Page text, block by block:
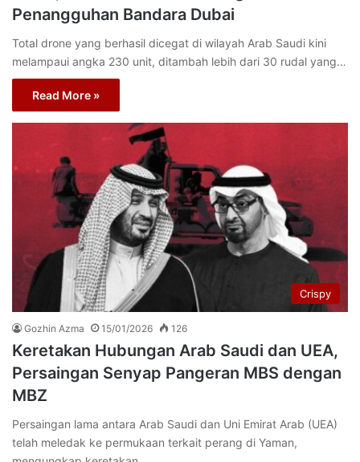
Penangguhan Bandara Dubai
Total drone yang berhasil dicegat di wilayah Arab Saudi kini
melampaui angka 230 unit, ditambah lebih dari 30 rudal yang…
Read More »
Crispy
Gozhin Azma 15/01/2026 126
Keretakan Hubungan Arab Saudi dan UEA,
Persaingan Senyap Pangeran MBS dengan
MBZ
Persaingan lama antara Arab Saudi dan Uni Emirat Arab (UEA)
telah meledak ke permukaan terkait perang di Yaman,